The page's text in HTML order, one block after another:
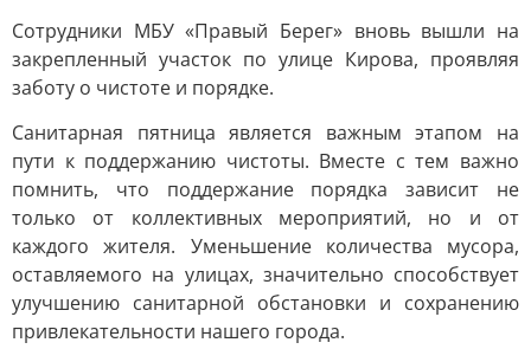
Сотрудники МБУ «Правый Берег» вновь вышли на
закрепленный участок по улице Кирова, проявляя
заботу о чистоте и порядке.
Санитарная пятница является важным этапом на
пути к поддержанию чистоты. Вместе с тем важно
помнить, что поддержание порядка зависит не
только от коллективных мероприятий, но и от
каждого жителя. Уменьшение количества мусора,
оставляемого на улицах, значительно способствует
улучшению санитарной обстановки и сохранению
привлекательности нашего города.